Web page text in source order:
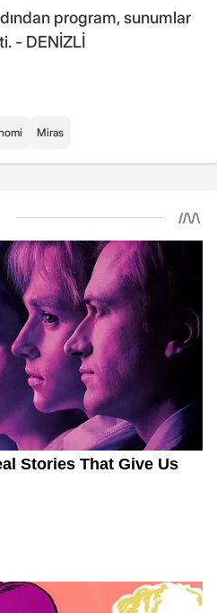
program, sunumlar
- DENİZLİ
Miras